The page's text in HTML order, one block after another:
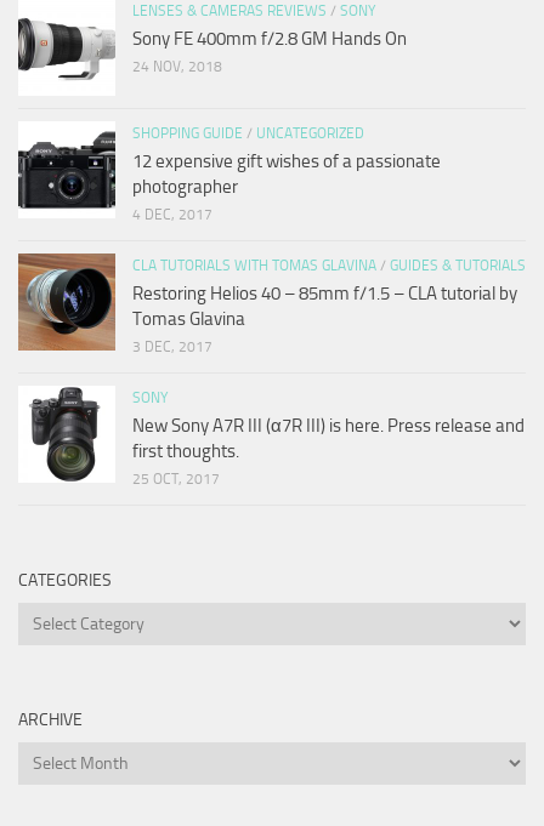
LENSES & CAMERAS REVIEWS / SONY
Sony FE 400mm f/2.8 GM Hands On
24 NOV, 2018
SHOPPING GUIDE / UNCATEGORIZED
12 expensive gift wishes of a passionate
photographer
4 DEC, 2017
CLA TUTORIALS WITH TOMAS GLAVINA / GUIDES & TUTORIALS
Restoring Helios 40 – 85mm f/1.5 – CLA tutorial by
Tomas Glavina
3 DEC, 2017
SONY
New Sony A7R III (α7R III) is here. Press release and
first thoughts.
25 OCT, 2017
CATEGORIES
Categories
ARCHIVE
Archive